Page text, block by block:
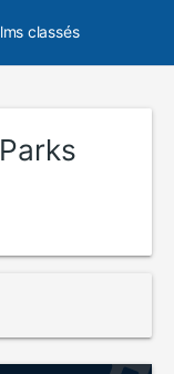
classés